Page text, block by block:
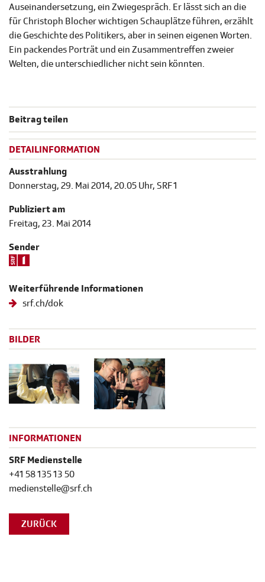
Auseinandersetzung, ein Zwiegespräch. Er lässt sich an die
für Christoph Blocher wichtigen Schauplätze führen, erzählt
die Geschichte des Politikers, aber in seinen eigenen Worten.
Ein packendes Porträt und ein Zusammentreffen zweier
Welten, die unterschiedlicher nicht sein könnten.
Beitrag teilen
DETAILINFORMATION
Ausstrahlung
Donnerstag, 29. Mai 2014, 20.05 Uhr, SRF 1
Publiziert am
Freitag, 23. Mai 2014
Sender
Weiterführende Informationen
srf.ch/dok
BILDER
INFORMATIONEN
SRF Medienstelle
+41 58 135 13 50
medienstelle@srf.ch
ZURÜCK